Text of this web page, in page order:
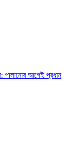
পালানোর আগেই প্রধান